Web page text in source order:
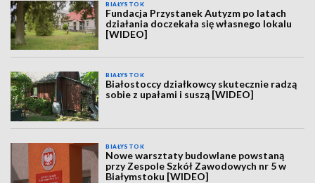
BIAŁYSTOK
Fundacja Przystanek Autyzm po latach
działania doczekała się własnego lokalu
[WIDEO]
BIAŁYSTOK
Białostoccy działkowcy skutecznie radzą
sobie z upałami i suszą [WIDEO]
BIAŁYSTOK
Nowe warsztaty budowlane powstaną
przy Zespole Szkół Zawodowych nr 5 w
Białymstoku [WIDEO]